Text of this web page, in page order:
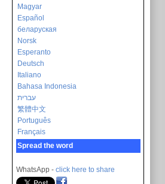
Magyar
Español
беларуская
Norsk
Esperanto
Deutsch
Italiano
Bahasa Indonesia
עברית
繁體中文
Português
Français
Spread the word
WhatsApp - click here to share